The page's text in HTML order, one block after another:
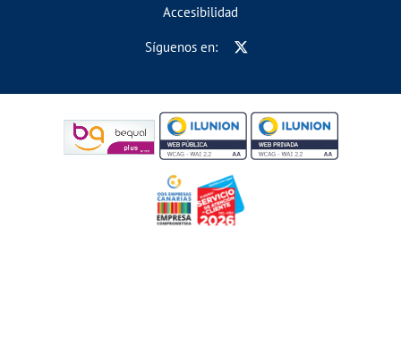
Accesibilidad
Síguenos en: